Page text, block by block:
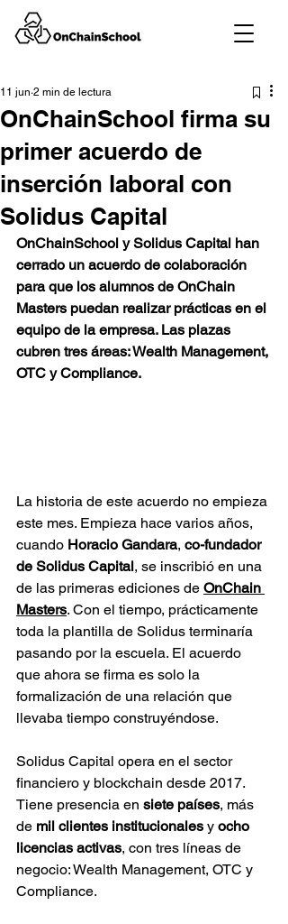
OnChainSchool firma su
primer acuerdo de
inserción laboral con
Solidus Capital
11 jun 2 min de lectura
OnChainSchool y Solidus Capital han
cerrado un acuerdo de colaboración
para que los alumnos de OnChain
Masters puedan realizar prácticas en el
equipo de la empresa. Las plazas
cubren tres áreas: Wealth Management,
OTC y Compliance.
La historia de este acuerdo no empieza
este mes. Empieza hace varios años,
cuando Horacio Gandara, co-fundador
de Solidus Capital, se inscribió en una
de las primeras ediciones de OnChain
Masters. Con el tiempo, prácticamente
toda la plantilla de Solidus terminaría
pasando por la escuela. El acuerdo
que ahora se firma es solo la
formalización de una relación que
llevaba tiempo construyéndose.
Solidus Capital opera en el sector
financiero y blockchain desde 2017.
Tiene presencia en siete países, más
de mil clientes institucionales y ocho
licencias activas, con tres líneas de
negocio: Wealth Management, OTC y
Compliance.